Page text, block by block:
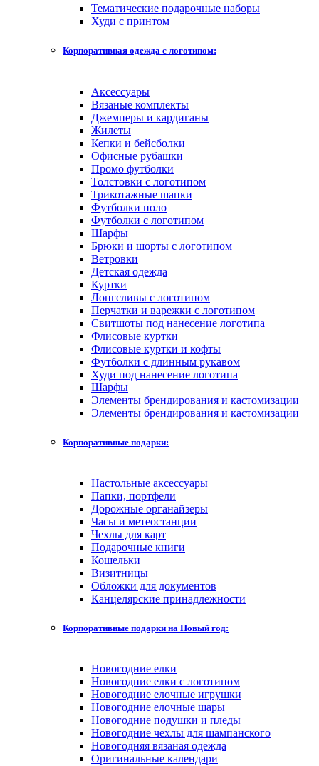
Тематические подарочные наборы
Худи с принтом
Корпоративная одежда с логотипом:
Аксессуары
Вязаные комплекты
Джемперы и кардиганы
Жилеты
Кепки и бейсболки
Офисные рубашки
Промо футболки
Толстовки с логотипом
Трикотажные шапки
Футболки поло
Футболки с логотипом
Шарфы
Брюки и шорты с логотипом
Ветровки
Детская одежда
Куртки
Лонгсливы с логотипом
Перчатки и варежки с логотипом
Свитшоты под нанесение логотипа
Флисовые куртки
Флисовые куртки и кофты
Футболки с длинным рукавом
Худи под нанесение логотипа
Шарфы
Элементы брендирования и кастомизации
Элементы брендирования и кастомизации
Корпоративные подарки:
Настольные аксессуары
Папки, портфели
Дорожные органайзеры
Часы и метеостанции
Чехлы для карт
Подарочные книги
Кошельки
Визитницы
Обложки для документов
Канцелярские принадлежности
Корпоративные подарки на Новый год:
Новогодние елки
Новогодние елки с логотипом
Новогодние елочные игрушки
Новогодние елочные шары
Новогодние подушки и пледы
Новогодние чехлы для шампанского
Новогодняя вязаная одежда
Оригинальные календари